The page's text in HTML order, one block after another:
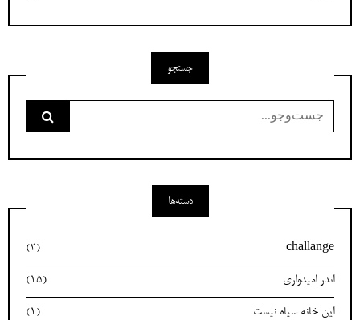
جستجو
برای:
دسته‌ها
challange
(2)
اندر امیدواری (15)
این خانه سیاه نیست (1)